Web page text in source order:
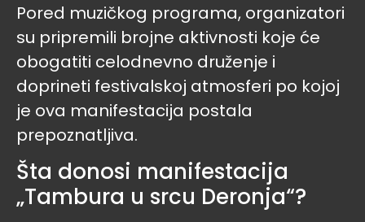
Pored muzičkog programa, organizatori
su pripremili brojne aktivnosti koje će
obogatiti celodnevno druženje i
doprineti festivalskoj atmosferi po kojoj
je ova manifestacija postala
prepoznatljiva.
Šta donosi manifestacija
„Tambura u srcu Deronja“?